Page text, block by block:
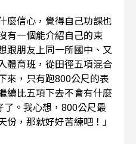
麼信心，覺得自己功課也
有一個能介紹自己的東
跟朋友上同一所國中、又
體育班，從田徑五項混合
來，只有跑800公尺的表
續比五項下去不會有什麼
。我心想，800公尺最
，那就好好苦練吧！」